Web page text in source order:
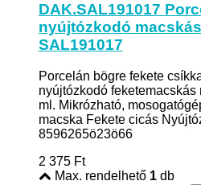
DAK.SAL191017
nyújtózkodó
SAL191017
Porcelán bögre fekete
nyújtózkodó
ml. Mikrózható,
macska Fekete cicás
8596265ö23ö66
2 375 Ft
Max. rendelhető 1 db